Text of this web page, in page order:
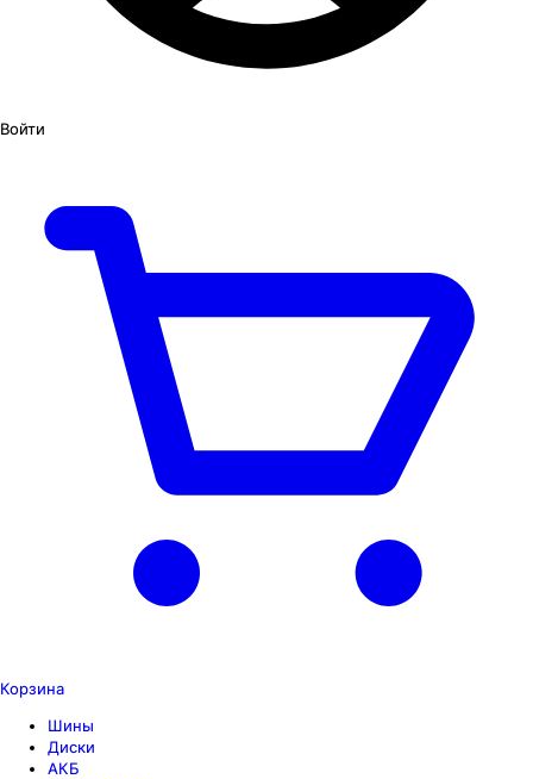
Войти
Корзина
Шины
Диски
АКБ